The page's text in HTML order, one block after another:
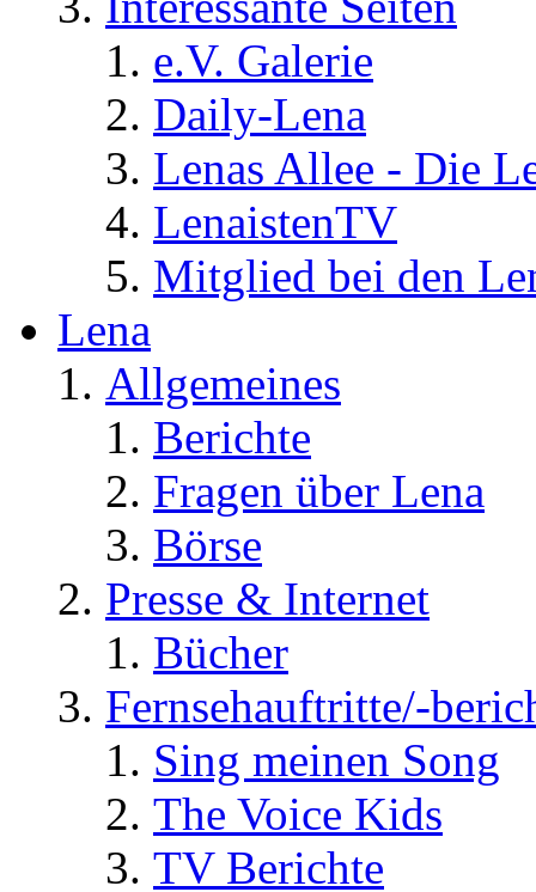
e.V. Galerie
Daily-Lena
Lenas Allee - Die
LenaistenTV
Mitglied bei den
Lena
Allgemeines
Berichte
Fragen über Lena
Börse
Presse & Internet
Bücher
Fernsehauftritte/-
Sing meinen Song
The Voice Kids
TV Berichte